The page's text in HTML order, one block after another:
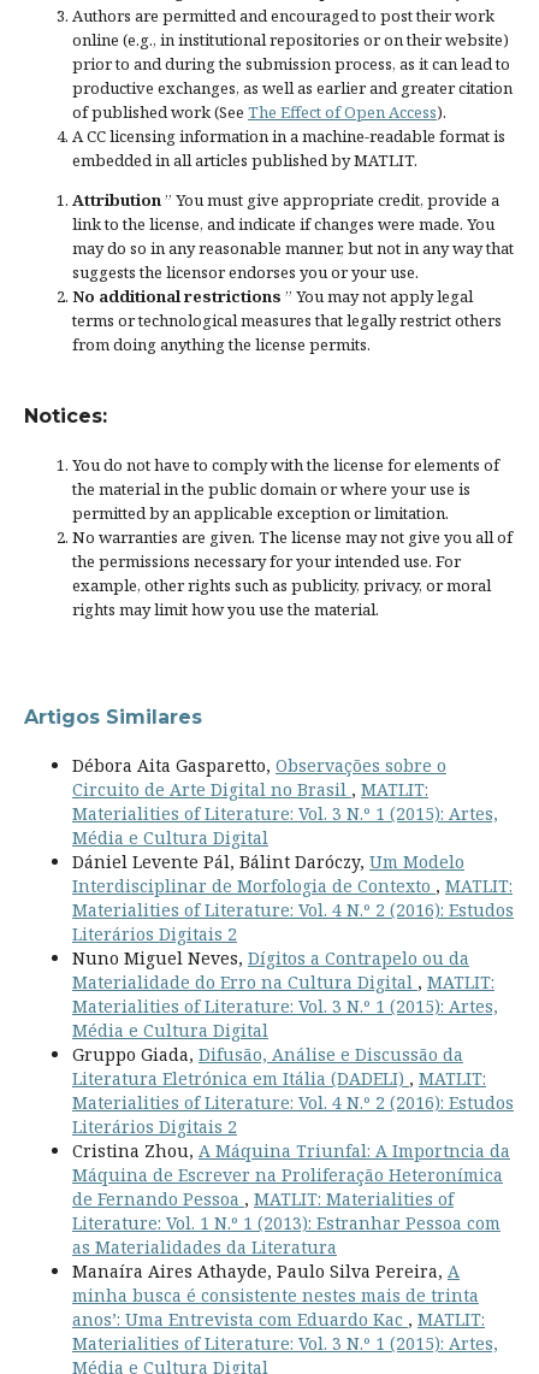
Authors are permitted and encouraged to post their work
online (e.g., in institutional repositories or on their website)
prior to and during the submission process, as it can lead to
productive exchanges, as well as earlier and greater citation
of published work (See The Effect of Open Access).
A CC licensing information in a machine-readable format is
embedded in all articles published by MATLIT.
Attribution” You must give appropriate credit, provide a
link to the license, andindicate if changes were made. You
may do so in any reasonable manner, but not in any way that
suggests the licensor endorses you or your use.
No additional restrictions ” You may not apply legal
terms ortechnological measuresthat legally restrict others
from doing anything the license permits.
Notices:
You do not have to comply with the license for elements of
the material in the public domain or where your use is
permitted by an applicable exception or limitation.
No warranties are given. The license may not give you all of
the permissions necessary for your intended use. For
example, other rights such as publicity, privacy, or moral
rights may limit how you use the material.
Artigos Similares
Débora Aita Gasparetto, Observações sobre o
Circuito de Arte Digital no Brasil , MATLIT:
Materialities of Literature: Vol. 3 N.º 1 (2015): Artes,
Média e Cultura Digital
Dániel Levente Pál, Bálint Daróczy, Um Modelo
Interdisciplinar de Morfologia de Contexto , MATLIT:
Materialities of Literature: Vol. 4 N.º 2 (2016): Estudos
Literários Digitais 2
Nuno Miguel Neves, Dígitos a Contrapelo ou da
Materialidade do Erro na Cultura Digital , MATLIT:
Materialities of Literature: Vol. 3 N.º 1 (2015): Artes,
Média e Cultura Digital
Gruppo Giada, Difusão, Análise e Discussão da
Literatura Eletrónica em Itália (DADELI) , MATLIT:
Materialities of Literature: Vol. 4 N.º 2 (2016): Estudos
Literários Digitais 2
Cristina Zhou, A Máquina Triunfal: A Importncia da
Máquina de Escrever na Proliferação Heteronímica
de Fernando Pessoa , MATLIT: Materialities of
Literature: Vol. 1 N.º 1 (2013): Estranhar Pessoa com
as Materialidades da Literatura
Manaíra Aires Athayde, Paulo Silva Pereira, A
minha busca é consistente nestes mais de trinta
anos’: Uma Entrevista com Eduardo Kac , MATLIT:
Materialities of Literature: Vol. 3 N.º 1 (2015): Artes,
Média e Cultura Digital